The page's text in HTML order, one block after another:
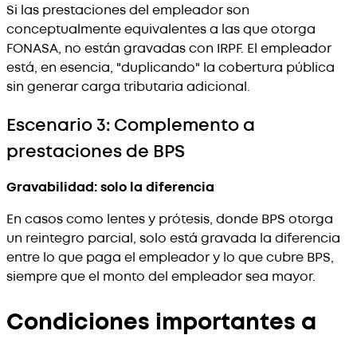
Si las prestaciones del empleador son
conceptualmente equivalentes a las que otorga
FONASA, no están gravadas con IRPF. El empleador
está, en esencia, "duplicando" la cobertura pública
sin generar carga tributaria adicional.
Escenario 3: Complemento a
prestaciones de BPS
Gravabilidad: solo la diferencia
En casos como lentes y prótesis, donde BPS otorga
un reintegro parcial, solo está gravada la diferencia
entre lo que paga el empleador y lo que cubre BPS,
siempre que el monto del empleador sea mayor.
Condiciones importantes a